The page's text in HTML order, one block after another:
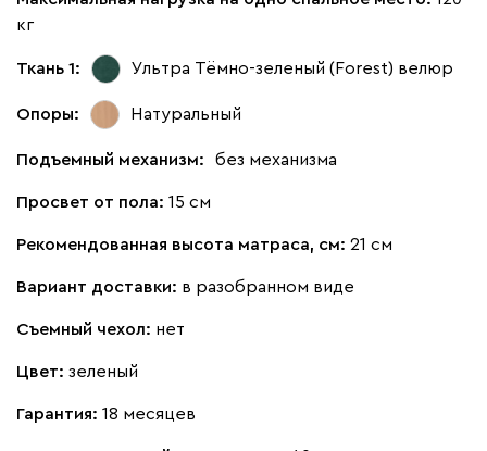
кг
Ткань 1: Ультра Тёмно-зеленый (Forest) велюр
Опоры: Натуральный
Подъемный механизм: без механизма
Просвет от пола: 15 см
Рекомендованная высота матраса, см: 21 см
Вариант доставки: в разобранном виде
Съемный чехол: нет
Цвет: зеленый
Гарантия: 18 месяцев